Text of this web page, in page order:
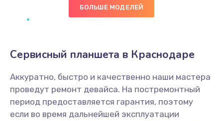
БОЛЬШЕ МОДЕЛЕЙ
Сервисный планшета в Краснодаре
Аккуратно, быстро и качественно наши мастера
проведут ремонт девайса. На постремонтный
период предоставляется гарантия, поэтому
если во время дальнейшей эксплуатации